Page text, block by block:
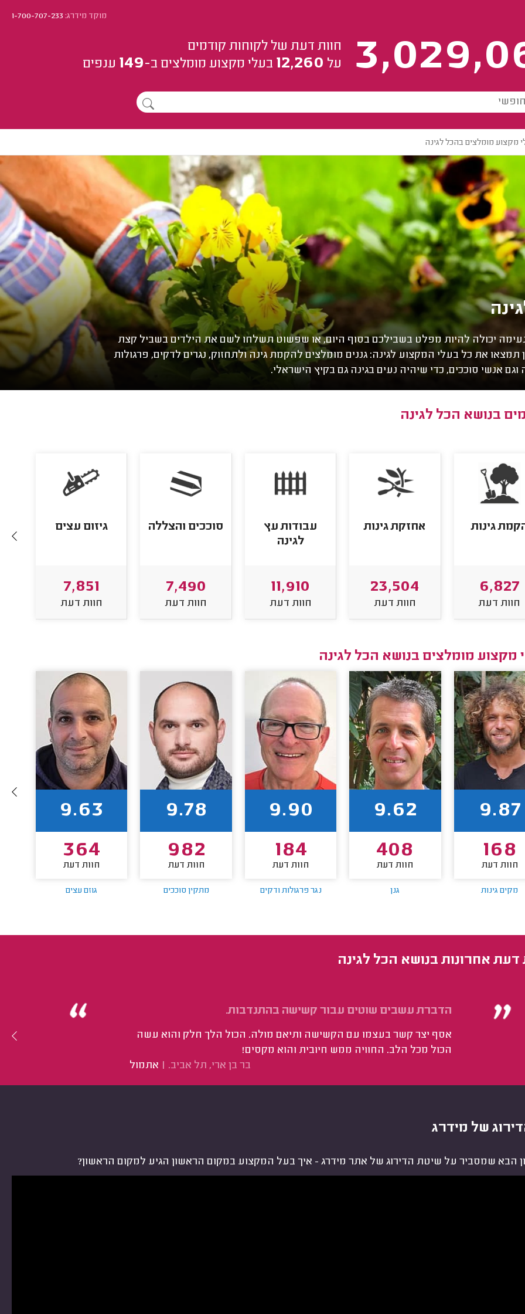
מוקד מידרג:1-700-707-233
חוות דעת של לקוחות קודמים
על 12,260 בעלי מקצוע מומלצים ב-149 ענפים
מקצוע מומלצים בהכל לגינה
יכולה להיות מפלט בשבילכם בסוף היום, או שפשוט תשלחו לשם את הילדים בשביל קצת
את כל בעלי המקצוע לגינה: גננים מומלצים להקמת גינה ולתחזוק, נגרים לדקים, פרגולות
וגם אנשי סוככים, כדי שיהיה נעים בגינה גם בקיץ הישראלי.
בנושא הכל לגינה
גינות
6,827
חוות דעת
אחזקת גינות
23,504
חוות דעת
עבודות עץ
לגינה
11,910
חוות דעת
סוככים והצללה
7,490
חוות דעת
גיזום עצים
7,851
חוות דעת
מקצוע מומלצים בנושא הכל לגינה
9.87
168
חוות דעת
מקים גינות
9.62
408
חוות דעת
גנן
9.90
184
חוות דעת
נגר פרגולות ודקים
9.78
982
חוות דעת
מתקין סוככים
9.63
364
חוות דעת
גוזם עצים
דעת אחרונות בנושא הכל לגינה
הדברת עשבים שוטים עבור קשישה בהתנדבות.
אסף יצר קשר בעצמו עם הקשישה ותיאם מולה. הכול הלך חלק והוא עשה
הכול מכל הלב. החוויה ממש חיובית והוא מקסים!
בר בן ארי, תל אביב.
אתמול
של מידרג
הבא שמסביר על שיטת הדירוג של אתר מידרג - איך בעל המקצוע במקום הראשון הגיע למקום הראשון?